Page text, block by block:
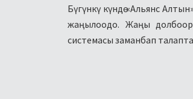
Бүгүнкү күндө «Альянс
жаңылоодо. Жаңы
системасы заманбап